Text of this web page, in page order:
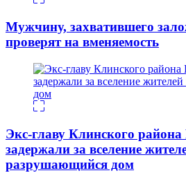
Мужчину, захватившего
проверят на вменяемость
Экс-главу Клинского
задержали за вселение
разрушающийся дом